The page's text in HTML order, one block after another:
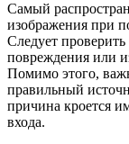
Самый
изображения при
Следует
повреждения или
Помимо этого,
правильный
причина кроется
входа.